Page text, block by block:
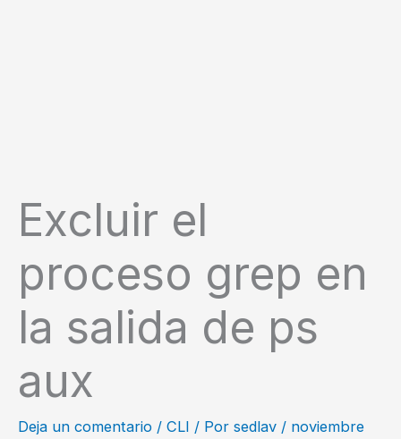
Excluir el
proceso grep en
la salida de ps
aux
Deja un comentario / CLI / Por sedlav / noviembre